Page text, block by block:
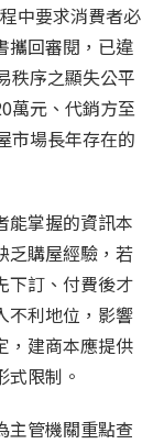
中要求消費者必
攜回審閱，已違
秩序之顯失公平
萬元、代銷方至
市場長年存在的
能掌握的資訊本
乏購屋經驗，若
下訂、付費後才
不利地位，影響
，建商本應提供
限制。
主管機關重點查